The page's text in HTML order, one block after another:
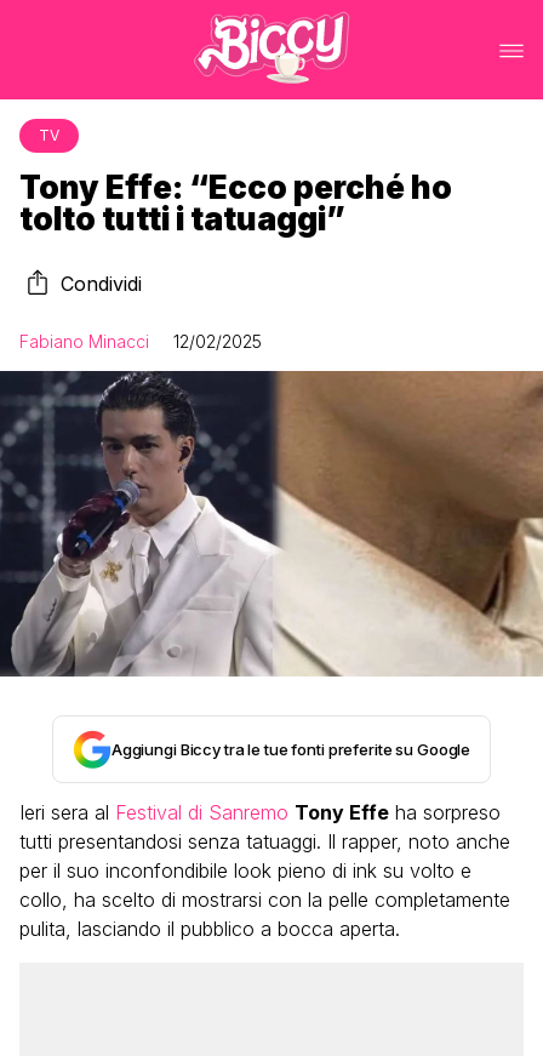
TV
Tony Effe: “Ecco perché ho
tolto tutti i tatuaggi”
Condividi
Fabiano Minacci 12/02/2025
Aggiungi Biccy tra le tue fonti preferite su Google
Ieri sera al Festival di Sanremo Tony Effe ha sorpreso
tutti presentandosi senza tatuaggi. Il rapper, noto anche
per il suo inconfondibile look pieno di ink su volto e
collo, ha scelto di mostrarsi con la pelle completamente
pulita, lasciando il pubblico a bocca aperta.